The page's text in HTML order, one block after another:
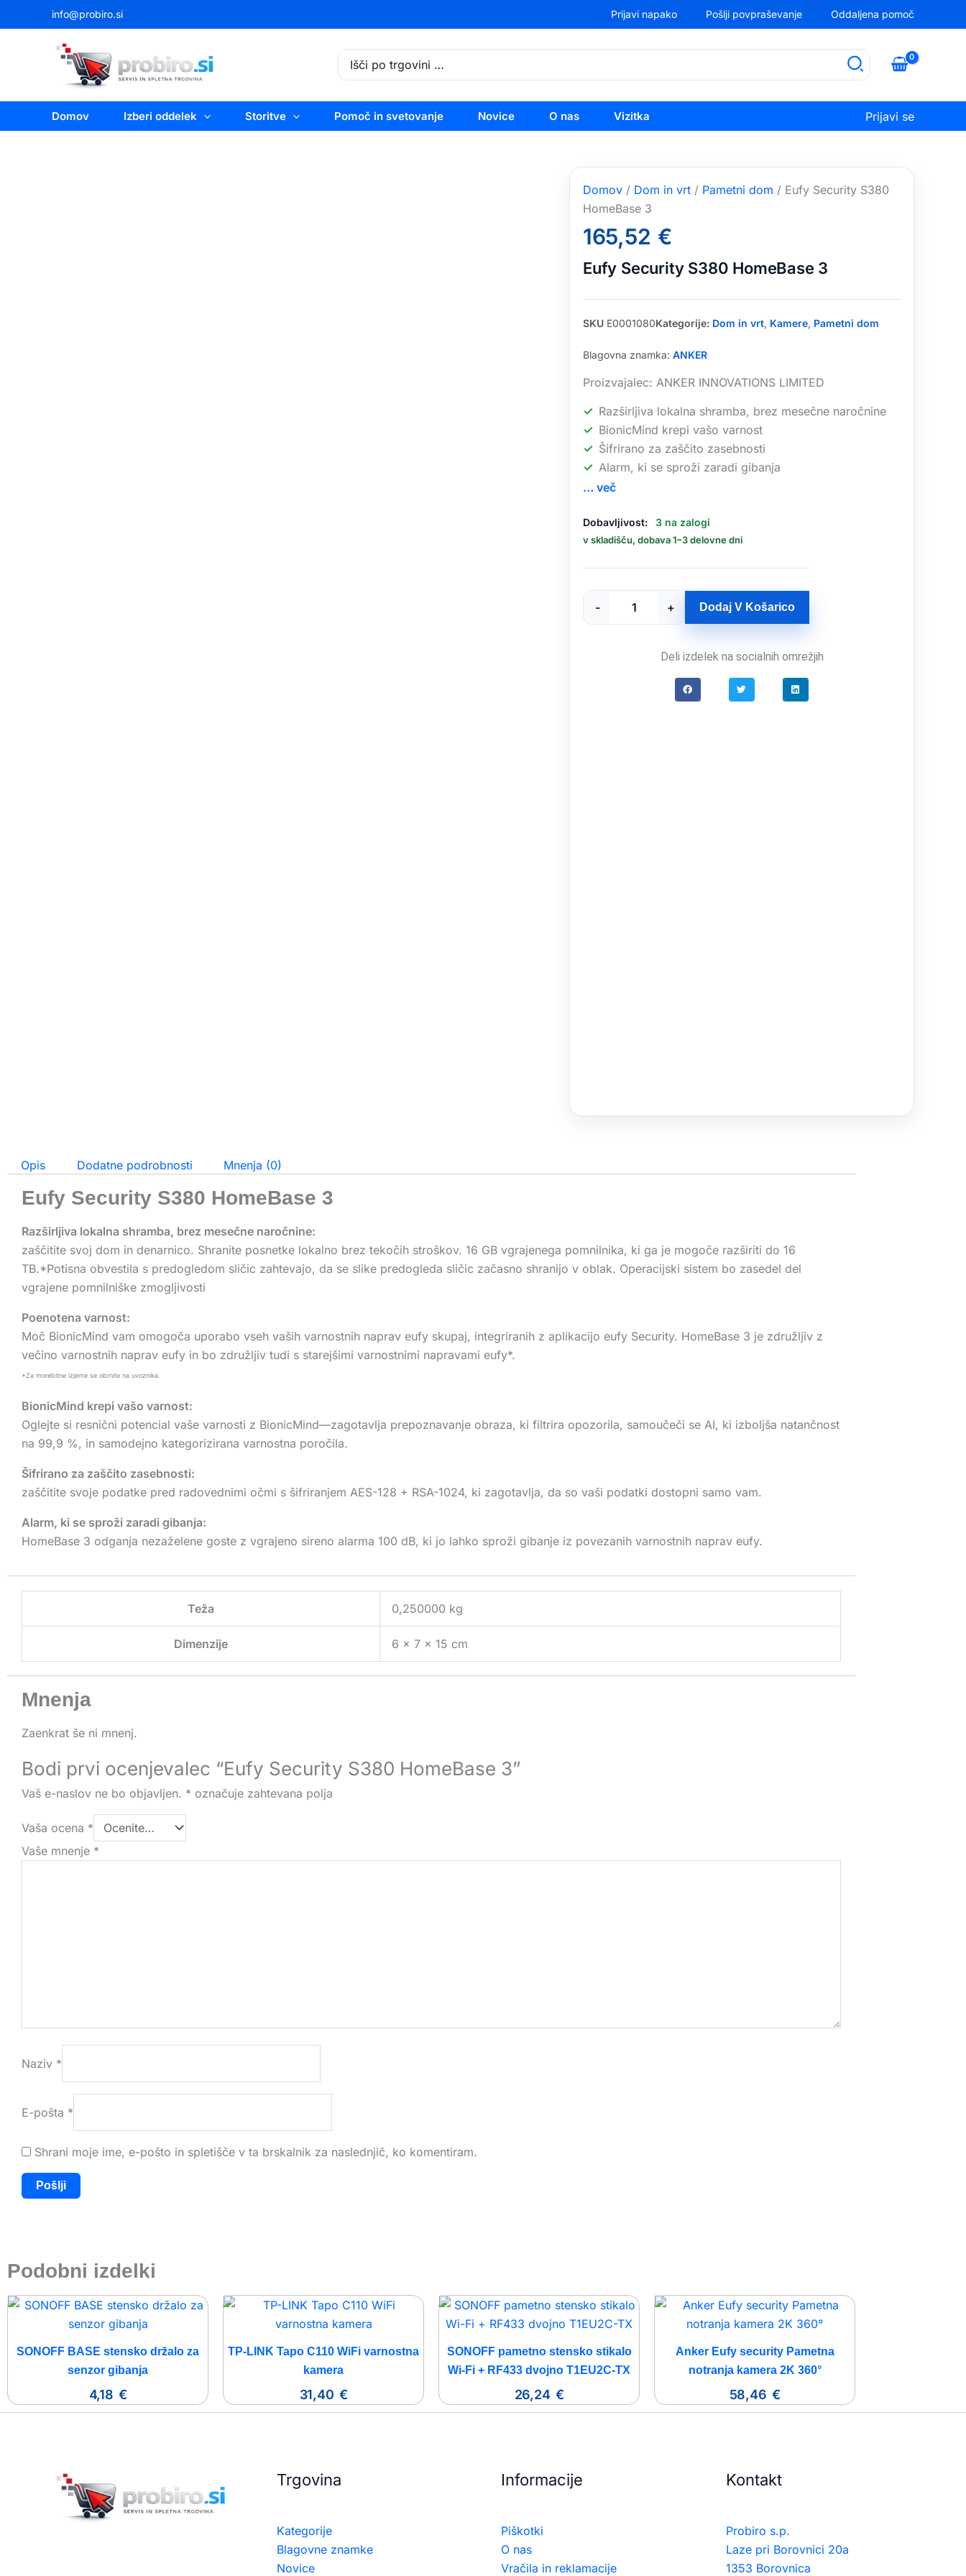
to
info@probiro.si Prijavi napako Pošlji povpraševanje Oddaljena pomoč
Search
for:
Domov Izberi oddelek Storitve Pomoč in svetovanje Novice O nas Vizitka Prijavi se
Domov / Dom in vrt / Pametni dom / Eufy Security S380
HomeBase 3
165,52 €
Eufy Security S380 HomeBase 3
SKU E0001080Kategorije: Dom in vrt, Kamere, Pametni dom
Blagovna znamka: ANKER
Proizvajalec: ANKER INNOVATIONS LIMITED
Razširljiva lokalna shramba, brez mesečne naročnine
BionicMind krepi vašo varnost
Šifrirano za zaščito zasebnosti
Alarm, ki se sproži zaradi gibanja
… več
Dobavljivost: 3 na zalogi
v skladišču, dobava 1–3 delovne dni
-
Security
HomeBase
količina
+ Dodaj V Košarico
Deli izdelek na socialnih omrežjih
Opis Dodatne podrobnosti Mnenja (0)
Eufy Security S380 HomeBase 3
Razširljiva lokalna shramba, brez mesečne naročnine:
zaščitite svoj dom in denarnico. Shranite posnetke lokalno brez tekočih stroškov. 16 GB vgrajenega pomnilnika, ki ga je mogoče razširiti do 16
TB.*Potisna obvestila s predogledom sličic zahtevajo, da se slike predogleda sličic začasno shranijo v oblak. Operacijski sistem bo zasedel del
vgrajene pomnilniške zmogljivosti
Poenotena varnost:
Moč BionicMind vam omogoča uporabo vseh vaših varnostnih naprav eufy skupaj, integriranih z aplikacijo eufy Security. HomeBase 3 je združljiv z
večino varnostnih naprav eufy in bo združljiv tudi s starejšimi varnostnimi napravami eufy*.
*Za morebitne izjeme se obrnite na uvoznika.
BionicMind krepi vašo varnost:
Oglejte si resnični potencial vaše varnosti z BionicMind—zagotavlja prepoznavanje obraza, ki filtrira opozorila, samoučeči se AI, ki izboljša natančnost
na 99,9 %, in samodejno kategorizirana varnostna poročila.
Šifrirano za zaščito zasebnosti:
zaščitite svoje podatke pred radovednimi očmi s šifriranjem AES-128 + RSA-1024, ki zagotavlja, da so vaši podatki dostopni samo vam.
Alarm, ki se sproži zaradi gibanja:
HomeBase 3 odganja nezaželene goste z vgrajeno sireno alarma 100 dB, ki jo lahko sproži gibanje iz povezanih varnostnih naprav eufy.
Teža 0,250000 kg
Dimenzije 6 × 7 × 15 cm
Mnenja
Zaenkrat še ni mnenj.
Bodi prvi ocenjevalec “Eufy Security S380 HomeBase 3”
Vaš e-naslov ne bo objavljen. * označuje zahtevana polja
Vaša ocena *
Vaše mnenje *
Naziv *
E-pošta *
Shrani moje ime, e-pošto in spletišče v ta brskalnik za naslednjič, ko komentiram.
Podobni izdelki
SONOFF BASE stensko držalo za
senzor gibanja
4,18 €
TP-LINK Tapo C110 WiFi varnostna
kamera
31,40 €
SONOFF pametno stensko stikalo
Wi-Fi + RF433 dvojno T1EU2C-TX
26,24 €
Anker Eufy security Pametna
notranja kamera 2K 360°
58,46 €
Trgovina
Kategorije
Blagovne znamke
Novice
Informacije
Piškotki
O nas
Vračila in reklamacije
Kontakt
Probiro s.p.
Laze pri Borovnici 20a
1353 Borovnica